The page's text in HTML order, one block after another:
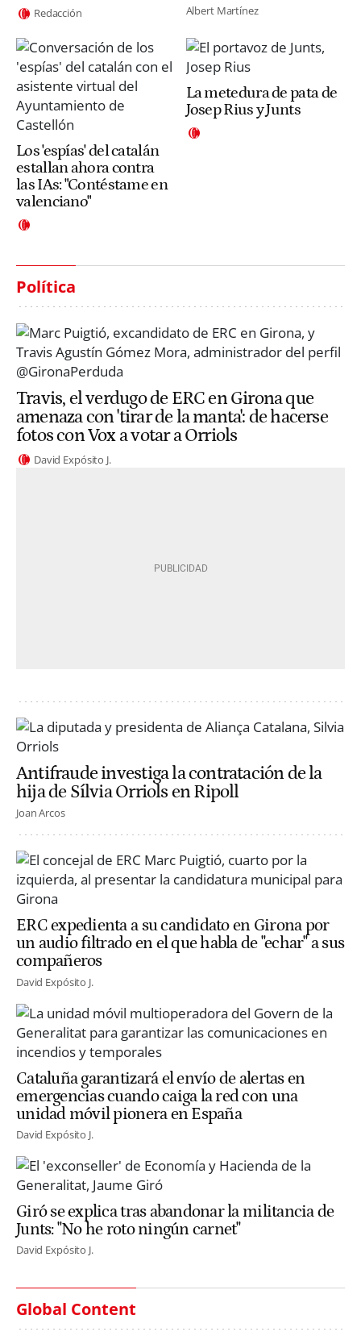
Redacción Albert Martínez
Los 'espías' del catalán
estallan ahora contra
las IAs: "Contéstame en
valenciano"
La metedura de pata de
Josep Rius y Junts
Política
Travis, el verdugo de ERC en Girona que
amenaza con 'tirar de la manta': de hacerse
fotos con Vox a votar a Orriols
David Expósito J.
Antifraude investiga la contratación de la
hija de Sílvia Orriols en Ripoll
Joan Arcos
ERC expedienta a su candidato en Girona por
un audio filtrado en el que habla de "echar" a sus
compañeros
David Expósito J.
Cataluña garantizará el envío de alertas en
emergencias cuando caiga la red con una
unidad móvil pionera en España
David Expósito J.
Giró se explica tras abandonar la militancia de
Junts: "No he roto ningún carnet"
David Expósito J.
Global Content